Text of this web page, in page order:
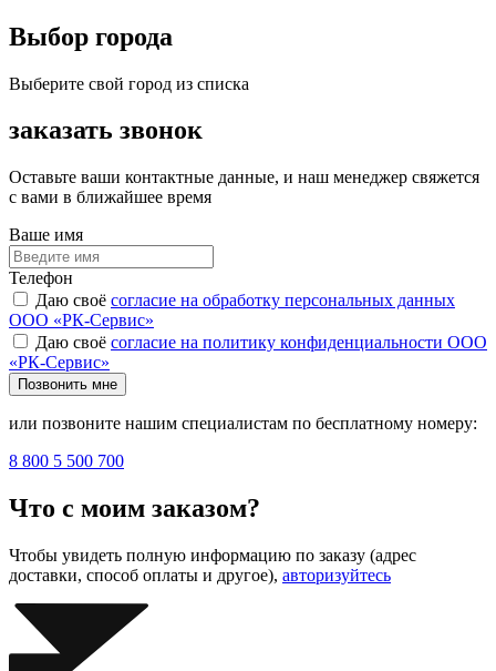
Выбор города
Выберите свой город из списка
заказать звонок
Оставьте ваши контактные данные, и наш менеджер свяжется
с вами в ближайшее время
Ваше имя
Телефон
Даю своё согласие на обработку персональных данных
ООО «РК-Сервис»
Даю своё согласие на политику конфиденциальности ООО
«РК-Сервис»
Позвонить мне
или позвоните нашим специалистам по бесплатному номеру:
8 800 5 500 700
Что с моим заказом?
Чтобы увидеть полную информацию по заказу (адрес
доставки, способ оплаты и другое), авторизуйтесь